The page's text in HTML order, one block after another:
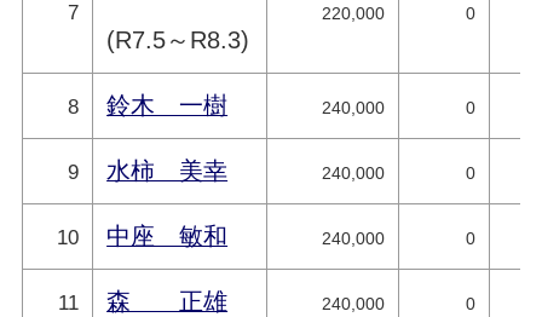
7
(R7.5～R8.3)
220,000 0
8 鈴木 一樹 240,000 0
9 水柿 美幸 240,000 0
10 中座 敏和 240,000 0
11 森 正雄 240,000 0